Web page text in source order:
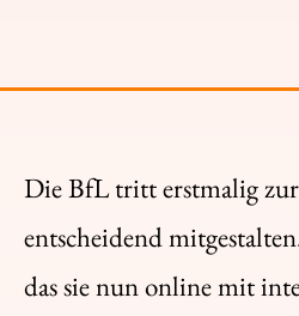
Die BfL tritt erstmalig
entscheidend
das sie nun online mit